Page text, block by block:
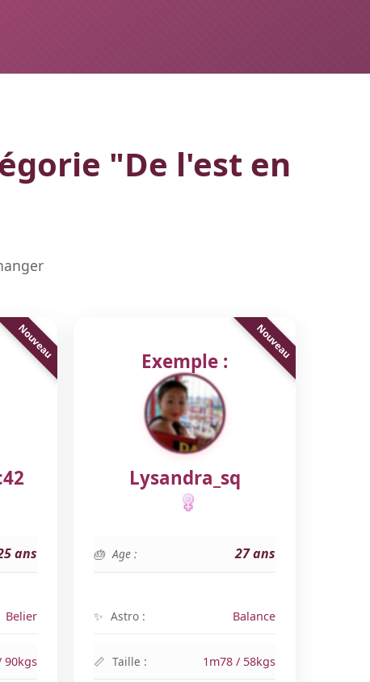
"De l'est en
ans
Belier
90kgs
Exemple :
Lysandra_sq
Age : 27 ans
Astro : Balance
Taille : 1m78 / 58kgs